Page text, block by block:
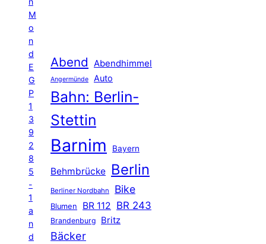
M
o
n
d
E
G
P
1
3
9
2
8
5
-
1
a
n
d
Abend Abendhimmel
Angermünde Auto
Bahn: Berlin-
Stettin
Barnim Bayern
Behmbrücke Berlin
Berliner Nordbahn Bike
Blumen BR 112 BR 243
Brandenburg Britz
Bäcker